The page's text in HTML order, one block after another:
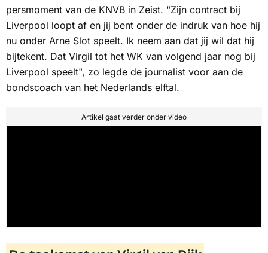
persmoment van de KNVB in Zeist. "Zijn contract bij
Liverpool loopt af en jij bent onder de indruk van hoe hij
nu onder Arne Slot speelt. Ik neem aan dat jij wil dat hij
bijtekent. Dat Virgil tot het WK van volgend jaar nog bij
Liverpool speelt", zo legde de journalist voor aan de
bondscoach van het Nederlands elftal.
Artikel gaat verder onder video